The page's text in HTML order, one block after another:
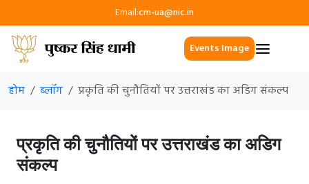
Email:cm-ua@nic.in
Events Image
होम ब्लॉग प्रकृति की चुनौतियों पर उत्तराखंड का अडिग संकल्प
प्रकृति की चुनौतियों पर उत्तराखंड का अडिग
संकल्प